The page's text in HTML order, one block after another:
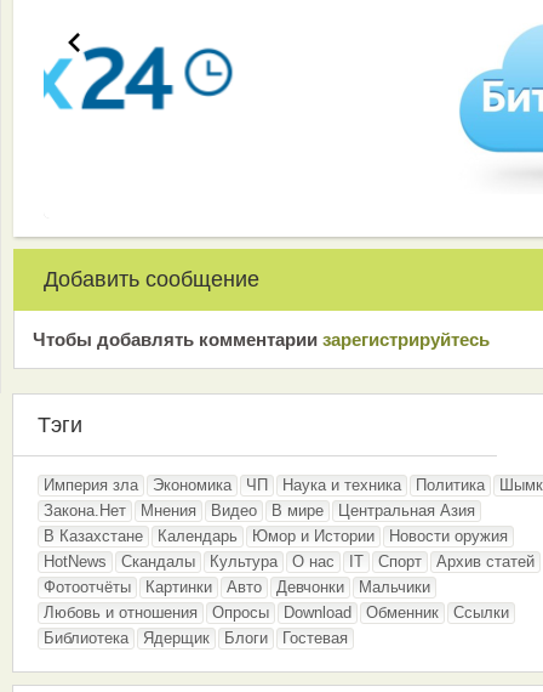
Добавить сообщение
Чтобы добавлять комментарии зарeгиcтрирyйтeсь
Тэги
Империя зла Экономика ЧП Наука и техника Политика
Закона.Нет
Мнения Видео В мире
Центральная Азия
В Казахстане
Календарь Юмор и Истории
Новости оружия
HotNews
Скандалы Культура О нас IT Спорт
Архив статей
Фотоотчёты
Картинки Авто Девчонки
Мальчики
Любовь и отношения
Опросы Download Обменник
Ссылки
Библиотека
Ядерщик Блоги Гостевая